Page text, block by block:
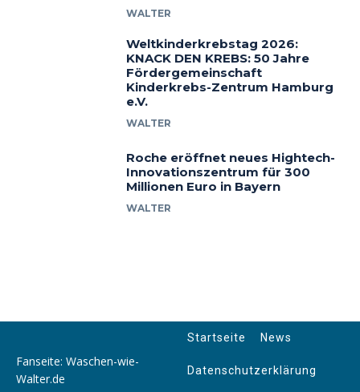
WALTER
Weltkinderkrebstag 2026:
KNACK DEN KREBS: 50 Jahre
Fördergemeinschaft
Kinderkrebs-Zentrum Hamburg
e.V.
WALTER
Roche eröffnet neues Hightech-
Innovationszentrum für 300
Millionen Euro in Bayern
WALTER
Fanseite: Waschen-wie-
Walter.de
Startseite News
Datenschutzerklärung